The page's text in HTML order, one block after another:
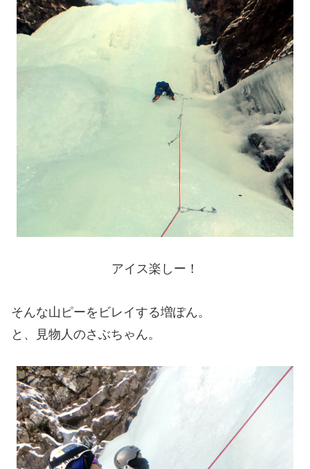
アイス楽しー！
そんな山ピーをビレイする増ぽん。
と、見物人のさぶちゃん。